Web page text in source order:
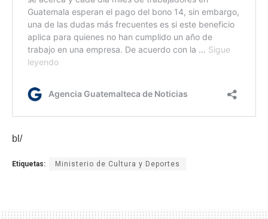
bl/
Etiquetas: Ministerio de Cultura y Deportes